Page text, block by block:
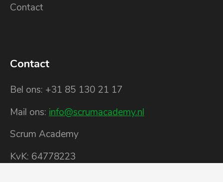
Contact
Contact
Bel ons: +31 85 130 21 17
Mail ons: info@scrumacademy.nl
Scrum Academy
KvK: 64778223